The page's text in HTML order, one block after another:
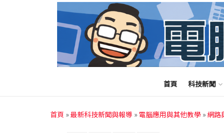
首頁 科技新聞
首頁 »最新科技新聞與報導 » 電腦應用與其他教學 »網路